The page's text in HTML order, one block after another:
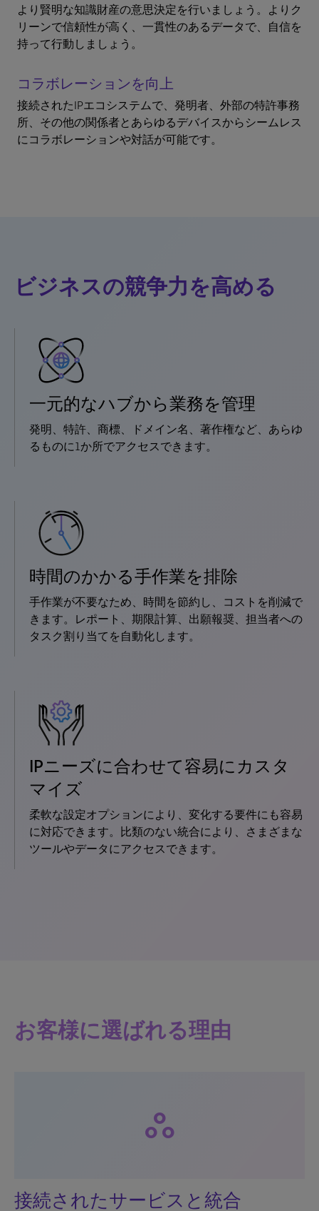
より賢明な知識財産の意思決定を行いましょう。よりク
リーンで信頼性が高く、一貫性のあるデータで、自信を
持って行動しましょう。
コラボレーションを向上
接続されたIPエコシステムで、発明者、外部の特許事務
所、その他の関係者とあらゆるデバイスからシームレス
にコラボレーションや対話が可能です。
ビジネスの競争力を高める
一元的なハブから業務を管理
発明、特許、商標、ドメイン名、著作権など、あらゆ
るものに1か所でアクセスできます。
時間のかかる手作業を排除
手作業が不要なため、時間を節約し、コストを削減で
きます。レポート、期限計算、出願報奨、担当者への
タスク割り当てを自動化します。
IPニーズに合わせて容易にカスタ
マイズ
柔軟な設定オプションにより、変化する要件にも容易
に対応できます。比類のない統合により、さまざまな
ツールやデータにアクセスできます。
お客様に選ばれる理由
workspaces
接続されたサービスと統合